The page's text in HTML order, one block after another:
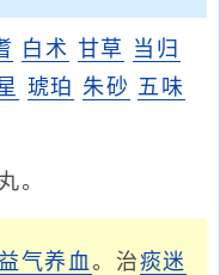
白术 甘草 当归
琥珀 朱砂 五味
。
益气养血。治痰迷